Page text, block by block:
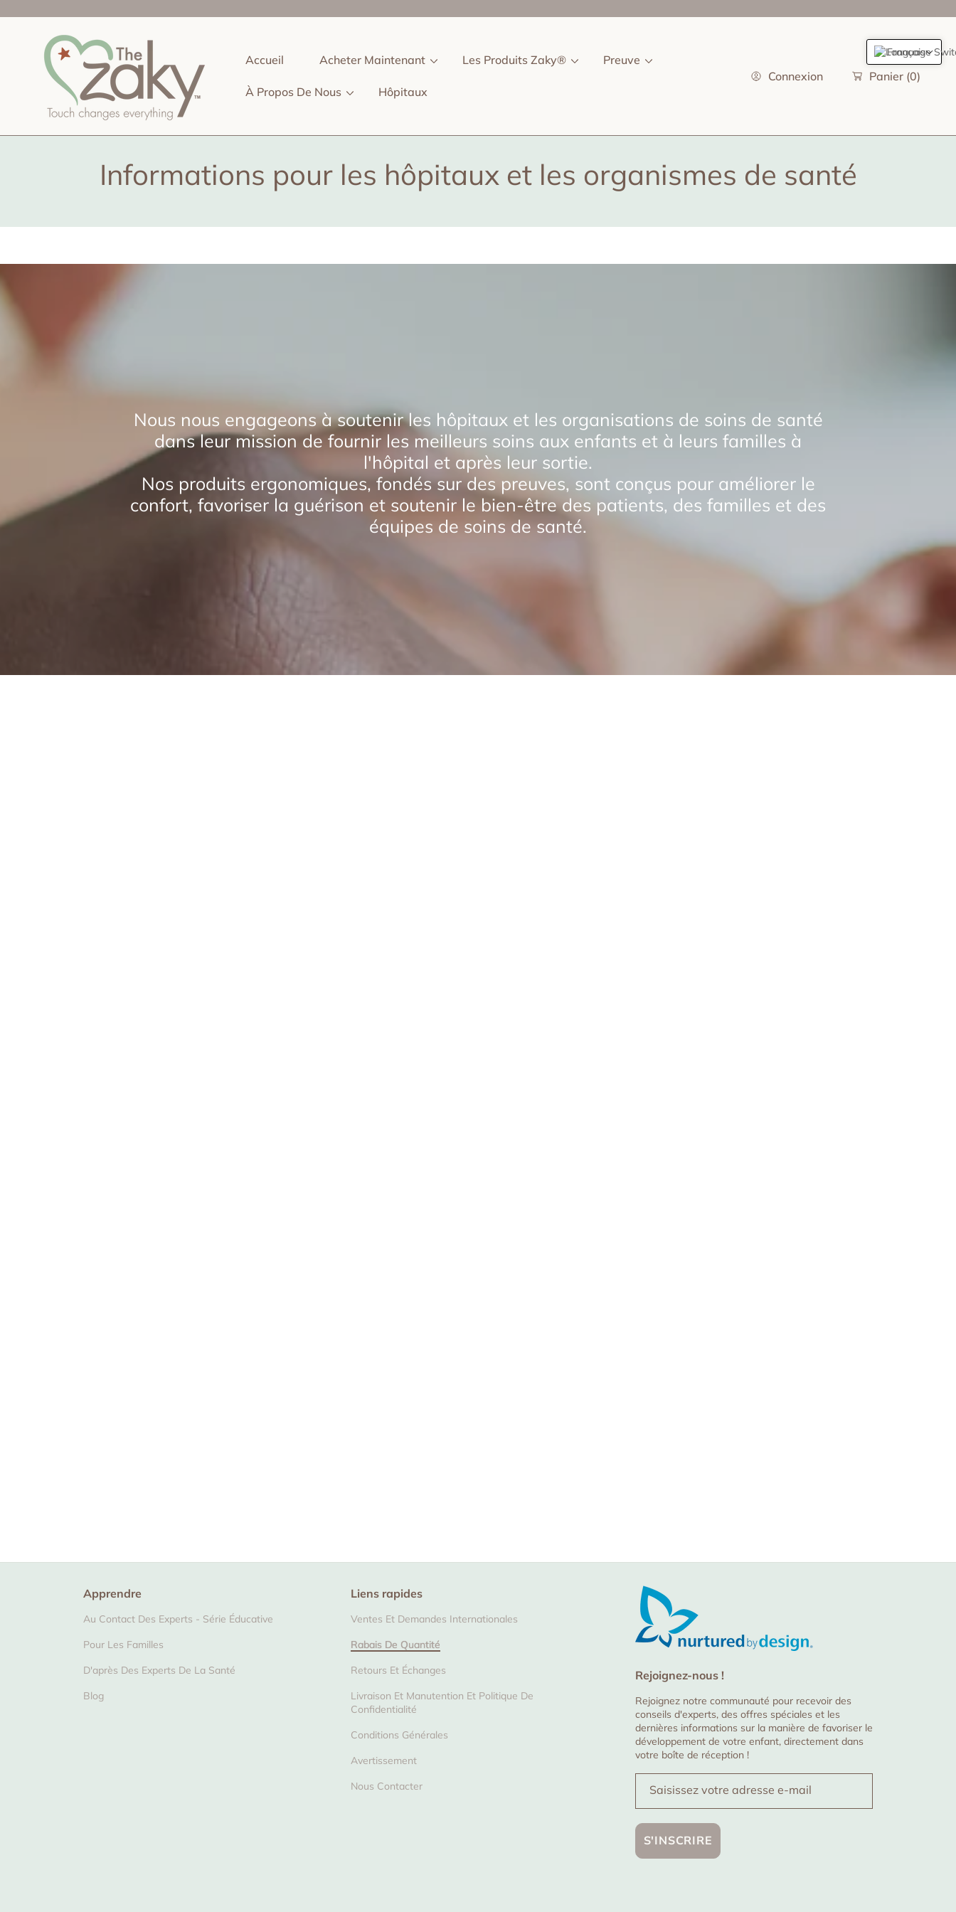
IGNORER ET PASSER AU CONTENU
Accueil Acheter Maintenant Les Produits Zaky® Preuve
À Propos De Nous Hôpitaux
Connexion Panier (0)
Informations pour les hôpitaux et les organismes de santé
Nous nous engageons à soutenir les hôpitaux et les organisations de soins de santé
dans leur mission de fournir les meilleurs soins aux enfants et à leurs familles à
l'hôpital et après leur sortie.
Nos produits ergonomiques, fondés sur des preuves, sont conçus pour améliorer le
confort, favoriser la guérison et soutenir le bien-être des patients, des familles et des
équipes de soins de santé.
Apprendre
Au Contact Des Experts - Série Éducative
Pour Les Familles
D'après Des Experts De La Santé
Blog
Liens rapides
Ventes Et Demandes Internationales
Rabais De Quantité
Retours Et Échanges
Livraison Et Manutention Et Politique De
Confidentialité
Conditions Générales
Avertissement
Nous Contacter
Rejoignez-nous !
Rejoignez notre communauté pour recevoir des
conseils d'experts, des offres spéciales et les
dernières informations sur la manière de favoriser le
développement de votre enfant, directement dans
votre boîte de réception !
Saisissez votre adresse e-mail
S'INSCRIRE
Français